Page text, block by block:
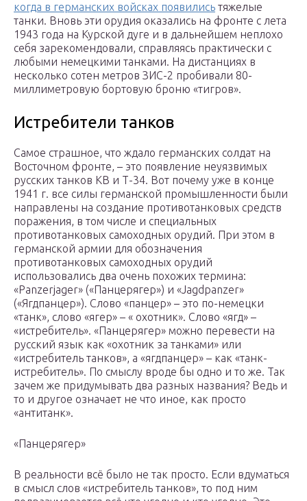
когда в германских войсках появились тяжелые
танки. Вновь эти орудия оказались на фронте с лета
1943 года на Курской дуге и в дальнейшем неплохо
себя зарекомендовали, справляясь практически с
любыми немецкими танками. На дистанциях в
несколько сотен метров ЗИС-2 пробивали 80-
миллиметровую бортовую броню «тигров».
Истребители танков
Самое страшное, что ждало германских солдат на
Восточном фронте, – это появление неуязвимых
русских танков КВ и Т-34. Вот почему уже в конце
1941 г. все силы германской промышленности были
направлены на создание противотанковых средств
поражения, в том числе и специальных
противотанковых самоходных орудий. При этом в
германской армии для обозначения
противотанковых самоходных орудий
использовались два очень похожих термина:
«Panzerjager» («Панцерягер») и «Jagdpanzer»
(«Ягдпанцер»). Слово «панцер» – это по-немецки
«танк», слово «ягер» – « охотник». Слово «ягд» –
«истребитель». «Панцерягер» можно перевести на
русский язык как «охотник за танками» или
«истребитель танков», а «ягдпанцер» – как «танк-
истребитель». По смыслу вроде бы одно и то же. Так
зачем же придумывать два разных названия? Ведь и
то и другое означает не что иное, как просто
«антитанк».
«Панцерягер»
В реальности всё было не так просто. Если вдуматься
в смысл слов «истребитель танков», то под ним